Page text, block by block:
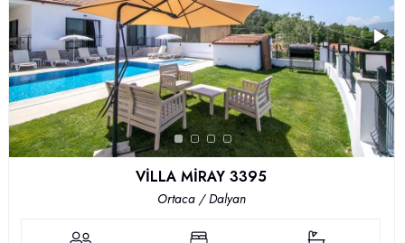
VİLLA MİRAY 3395
Ortaca / Dalyan